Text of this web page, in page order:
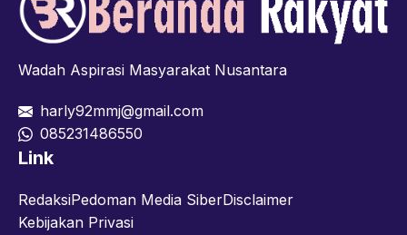
Wadah Aspirasi Masyarakat Nusantara
harly92mmj@gmail.com
085231486550
Link
RedaksiPedoman Media SiberDisclaimer
Kebijakan Privasi